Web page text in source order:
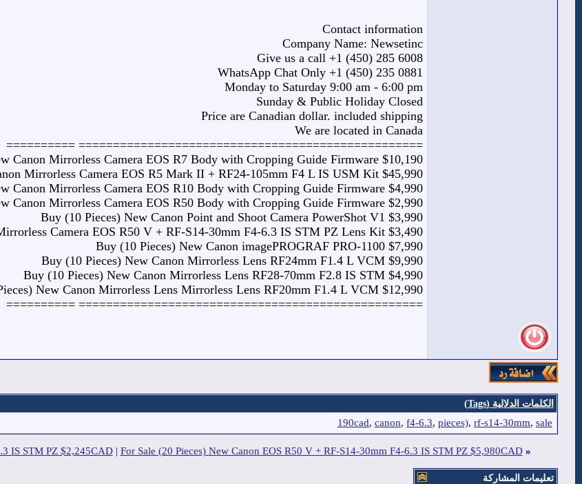
Contact information
Company Name: Newsetinc
Give us a call +1 (450) 285 6008
WhatsApp Chat Only +1 (450) 235 0881
Monday to Saturday 9:00 am - 6:00 pm
Sunday & Public Holiday Closed
Price are Canadian dollar. included shipping
We are located in Canada
================================================== ==========
Canon Mirrorless Camera EOS R7 Body with Cropping Guide Firmware $10,190
Mirrorless Camera EOS R5 Mark II + RF24-105mm F4 L IS USM Kit $45,990
Canon Mirrorless Camera EOS R10 Body with Cropping Guide Firmware $4,990
Canon Mirrorless Camera EOS R50 Body with Cropping Guide Firmware $2,990
Buy (10 Pieces) New Canon Point and Shoot Camera PowerShot V1 $3,990
Camera EOS R50 V + RF-S14-30mm F4-6.3 IS STM PZ Lens Kit $3,490
Buy (10 Pieces) New Canon imagePROGRAF PRO-1100 $7,990
Buy (10 Pieces) New Canon Mirrorless Lens RF24mm F1.4 L VCM $9,990
Buy (10 Pieces) New Canon Mirrorless Lens RF28-70mm F2.8 IS STM $4,990
New Canon Mirrorless Lens Mirrorless Lens RF20mm F1.4 L VCM $12,990
================================================== ==========
الكلمات الدلالية (Tags)
190cad, canon, f4-6.3, pieces), rf-s14-30mm, sale
«
IS STM PZ $2,245CAD| For Sale (20 Pieces) New Canon EOS R50 V + RF-S14-30mm F4-6.3 IS STM PZ $5,980CAD
تعليمات المشاركة